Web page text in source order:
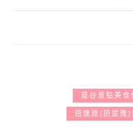
曼谷景點美食
芭達雅(芭提雅)